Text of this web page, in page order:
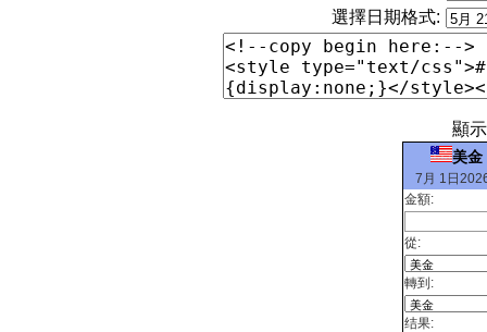
選擇日期格式:
顯
美金
7月 1日
金額:
從:
轉到:
结果: